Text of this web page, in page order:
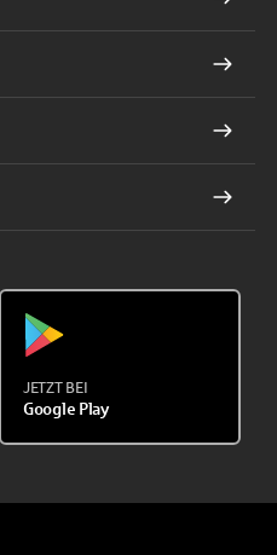
JETZT BEI
Google Play